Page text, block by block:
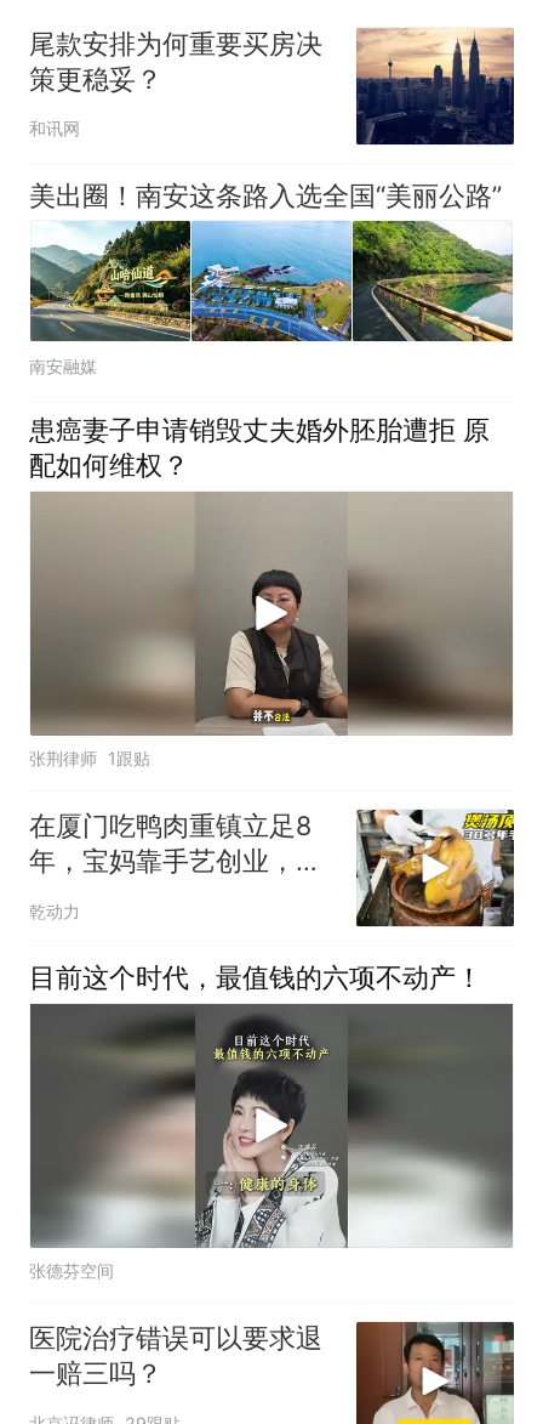
尾款安排为何重要买房决
策更稳妥？
和讯网
美出圈！南安这条路入选全国“美丽公路”
南安融媒
患癌妻子申请销毁丈夫婚外胚胎遭拒 原
配如何维权？
张荆律师 1跟贴
在厦门吃鸭肉重镇立足8
年，宝妈靠手艺创业，
178一份卤肉大拼盘
乾动力
目前这个时代，最值钱的六项不动产！
张德芬空间
医院治疗错误可以要求退
一赔三吗？